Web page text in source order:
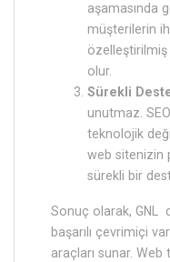
aşamasında
müşterilerin
özelleştirilmiş
olur.
Sürekli
unutmaz.
teknolojik
web sitenizin
sürekli bir
Sonuç olarak, GNL
başarılı çevrimiçi
araçları sunar. Web